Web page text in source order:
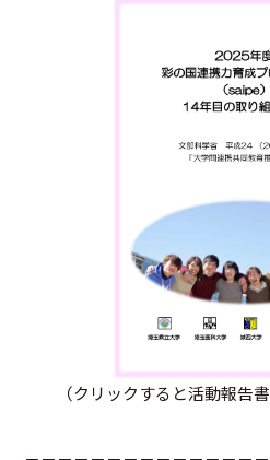
（クリックすると活動報告